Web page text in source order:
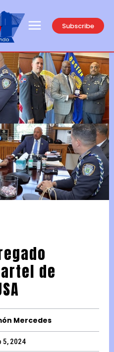
Subscribe
de
Mercedes
5, 2024